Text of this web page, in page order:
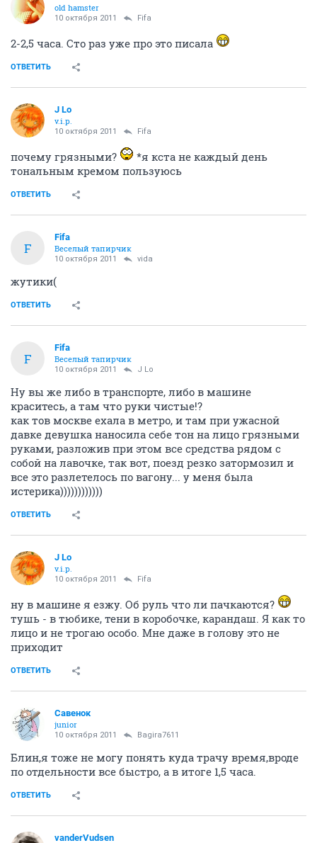
old hamster
10 октября 2011 Fifa
2-2,5 часа. Сто раз уже про это писала
ОТВЕТИТЬ
J Lo
v.i.p.
10 октября 2011 Fifa
почему грязными?
*я кста не каждый день
тональным кремом пользуюсь
ОТВЕТИТЬ
F
Fifa
Веселый тапирчик
10 октября 2011 vida
жутики(
ОТВЕТИТЬ
F
Fifa
Веселый тапирчик
10 октября 2011 J Lo
Ну вы же либо в транспорте, либо в машине
краситесь, а там что руки чистые!?
как тов москве ехала в метро, и там при ужасной
давке девушка наносила себе тон на лицо грязными
руками, разложив при этом все средства рядом с
собой на лавочке, так вот, поезд резко затормозил и
все это разлетелось по вагону... у меня была
истерика))))))))))))
ОТВЕТИТЬ
J Lo
v.i.p.
10 октября 2011 Fifa
ну в машине я езжу. Об руль что ли пачкаются?
тушь - в тюбике, тени в коробочке, карандаш. Я как то
лицо и не трогаю особо. Мне даже в голову это не
приходит
ОТВЕТИТЬ
Савенок
junior
10 октября 2011 Bagira7611
Блин,я тоже не могу понять куда трачу время,вроде
по отдельности все быстро, а в итоге 1,5 часа.
ОТВЕТИТЬ
vanderVudsen